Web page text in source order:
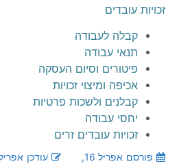
זכויות עובדים
קבלה לעבודה
תנאי עבודה
פיטורים וסיום העסקה
אכיפה ומיצוי זכויות
קבלנים ולשכות פרטיות
יחסי עבודה
זכויות עובדים זרים
פורסם
אפריל 16,
עודכן